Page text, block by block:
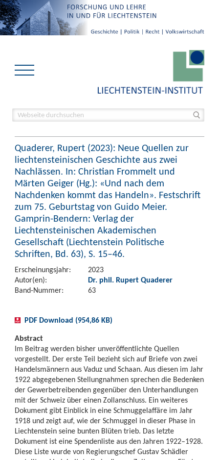
Quaderer, Rupert (2023): Neue Quellen zur
liechtensteinischen Geschichte aus zwei
Nachlässen. In: Christian Frommelt und
Märten Geiger (Hg.): «Und nach dem
Nachdenken kommt das Handeln». Festschrift
zum 75. Geburtstag von Guido Meier.
Gamprin-Bendern: Verlag der
Liechtensteinischen Akademischen
Gesellschaft (Liechtenstein Politische
Schriften, Bd. 63), S. 15–46.
Erscheinungsjahr:
2023
Autor(en):
Dr. phil. Rupert Quaderer
Band-Nummer:
63
PDF Download (954,86 KB)
Abstract
Im Beitrag werden bisher unveröffentlichte Quellen
vorgestellt. Der erste Teil bezieht sich auf Briefe von zwei
Handelsmännern aus Vaduz und Schaan. Aus diesen im Jahr
1922 abgegebenen Stellungnahmen sprechen die Bedenken
der Gewerbetreibenden gegenüber den Unterhandlungen
mit der Schweiz über einen Zollanschluss. Ein weiteres
Dokument gibt Einblick in eine Schmuggelaffäre im Jahr
1918 und zeigt auf, wie der Schmuggel in dieser Phase in
Liechtenstein seine bunten Blüten trieb. Das letzte
Dokument ist eine Spendenliste aus den Jahren 1922–1928.
Diese Liste wurde von Regierungschef Gustav Schädler